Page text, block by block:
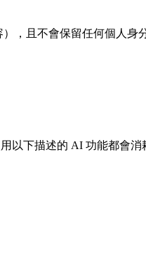
，且不會保留任何個人
以下描述的 AI 功能都會消